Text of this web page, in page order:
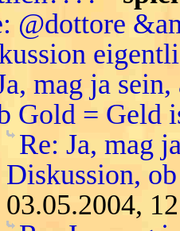
@dottore
mag ja
Gold = Geld
Re: Ja, mag
Diskussion,
03.05.2004,